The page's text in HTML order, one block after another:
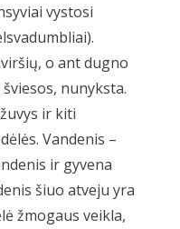
vystosi
o ant dugno
nunyksta.
ir kiti
Vandenis –
ir gyvena
šiuo atveju yra
žmogaus veikla,